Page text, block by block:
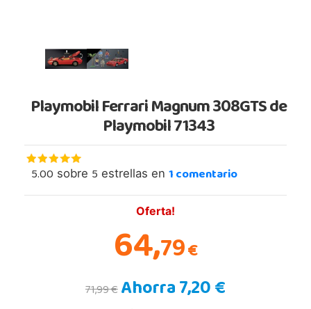
Playmobil Ferrari Magnum 308GTS de
Playmobil 71343
5.00 sobre 5 estrellas en 1comentario
Oferta!
64,79€
71,99 €Ahorra 7,20 €